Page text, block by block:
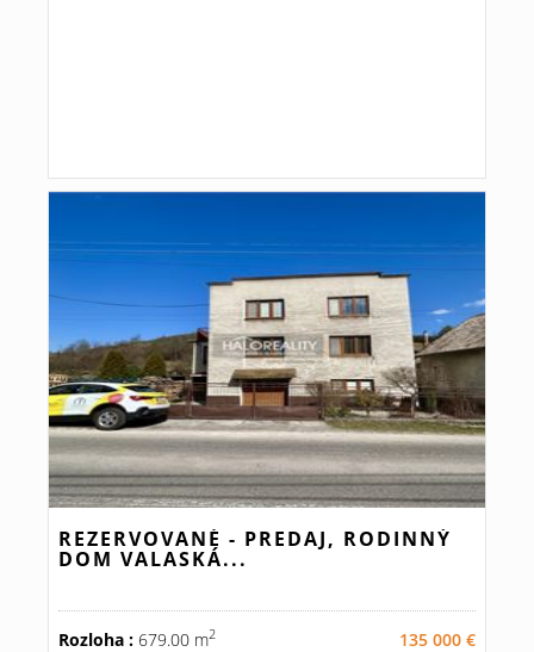
REZERVOVANÉ - PREDAJ, RODINNÝ
DOM VALASKÁ...
Rozloha : 679.00 m2
135 000 €